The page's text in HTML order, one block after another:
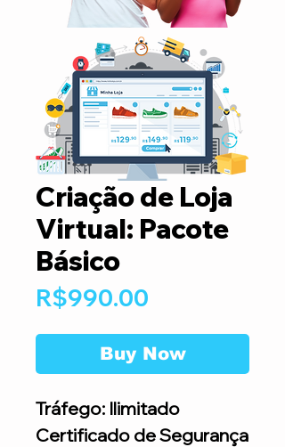
Criação de Loja
Virtual: Pacote
Básico
R$990.00
Buy Now
Tráfego: Ilimitado
Certificado de Segurança